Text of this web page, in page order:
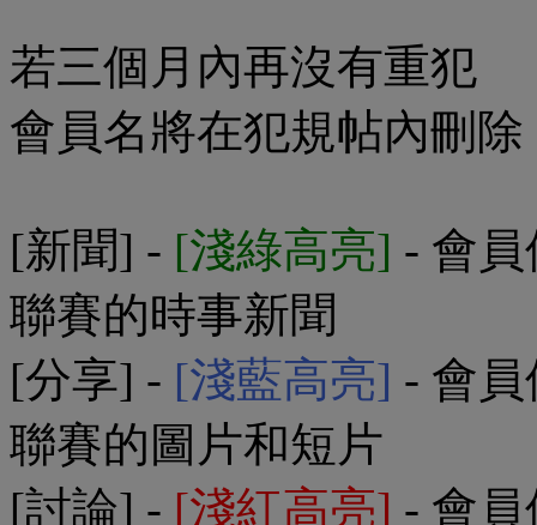
若三個月內再沒有重犯
會員名將在犯規帖內刪除
[新聞] - [淺綠高亮] - 會
聯賽的時事新聞
[分享] - [淺藍高亮] - 會
聯賽的圖片和短片
[討論] - [淺紅高亮] - 會